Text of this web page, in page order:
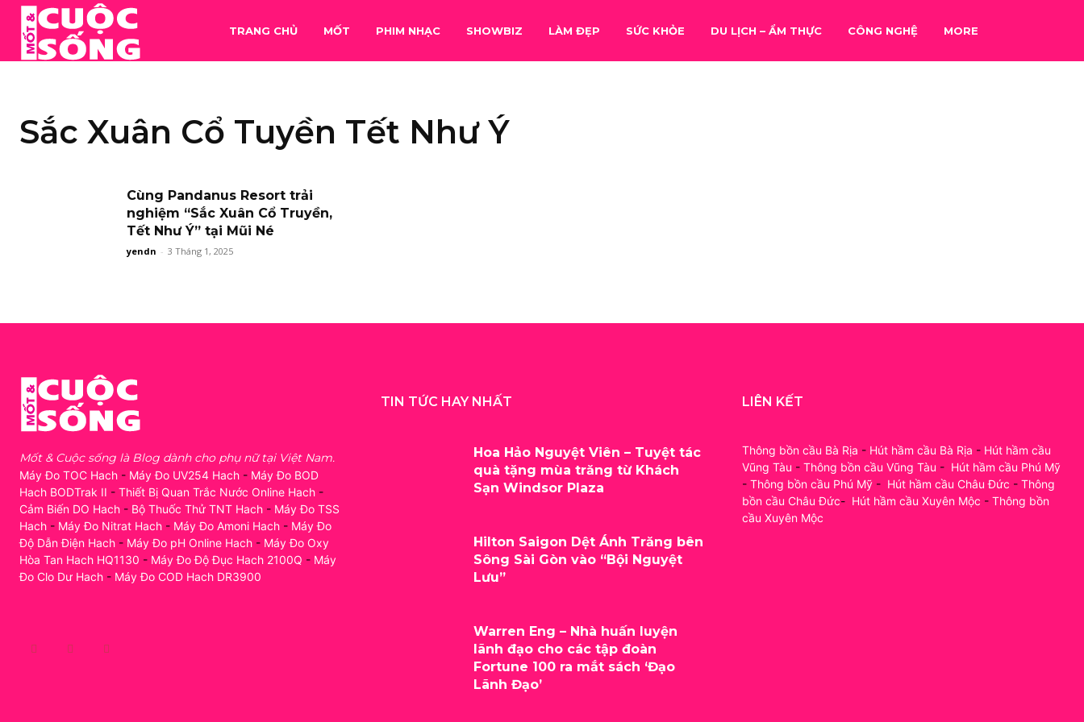
TRANG CHỦ MỐT PHIM NHẠC SHOWBIZ LÀM ĐẸP SỨC KHỎE DU LỊCH – ẨM THỰC CÔNG NGHỆ MORE
Sắc Xuân Cổ Tuyền Tết Như Ý
Cùng Pandanus Resort trải
nghiệm “Sắc Xuân Cổ Truyền,
Tết Như Ý” tại Mũi Né
yendn - 3 Tháng 1, 2025
Mốt & Cuộc sống là Blog dành cho phụ nữ tại Việt Nam.
Máy Đo TOC Hach - Máy Đo UV254 Hach - Máy Đo BOD
Hach BODTrak II - Thiết Bị Quan Trắc Nước Online Hach -
Cảm Biến DO Hach - Bộ Thuốc Thử TNT Hach - Máy Đo TSS
Hach - Máy Đo Nitrat Hach - Máy Đo Amoni Hach - Máy Đo
Độ Dẫn Điện Hach - Máy Đo pH Online Hach - Máy Đo Oxy
Hòa Tan Hach HQ1130 - Máy Đo Độ Đục Hach 2100Q - Máy
Đo Clo Dư Hach - Máy Đo COD Hach DR3900
TIN TỨC HAY NHẤT
Hoa Hảo Nguyệt Viên – Tuyệt tác
quà tặng mùa trăng từ Khách
Sạn Windsor Plaza
Hilton Saigon Dệt Ánh Trăng bên
Sông Sài Gòn vào “Bội Nguyệt
Lưu”
Warren Eng – Nhà huấn luyện
lãnh đạo cho các tập đoàn
Fortune 100 ra mắt sách ‘Đạo
Lãnh Đạo’
LIÊN KẾT
Thông bồn cầu Bà Rịa - Hút hầm cầu Bà Rịa - Hút hầm cầu
Vũng Tàu - Thông bồn cầu Vũng Tàu - Hút hầm cầu Phú Mỹ
- Thông bồn cầu Phú Mỹ - Hút hầm cầu Châu Đức - Thông
bồn cầu Châu Đức- Hút hầm cầu Xuyên Mộc - Thông bồn
cầu Xuyên Mộc